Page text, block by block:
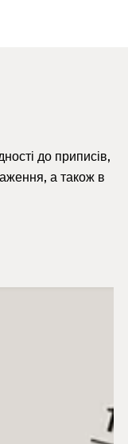
до приписів,
а також в